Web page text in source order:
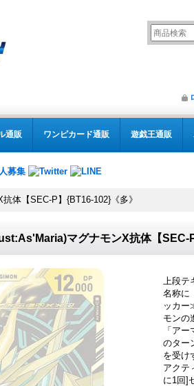
通販 ワンピカード通販 遊戯王通販
体【SEC-P】{BT16-102}《多》
マグナモンX抗体【SEC-
上段テ
名称に
ッカ
モンの
「ア
のター
を受け
アクテ
に1回]